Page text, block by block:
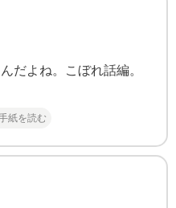
だよね。こぼれ話編。
紙を読む